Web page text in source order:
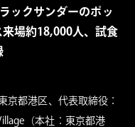
ックサンダーのポッ
場約18,000人、試食
京都港区、代表取締役：
（本社：東京都港